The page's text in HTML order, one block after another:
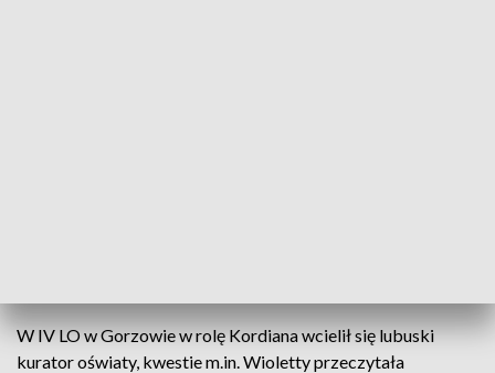
W IV LO w Gorzowie w rolę Kordiana wcielił się lubuski
kurator oświaty, kwestie m.in. Wioletty przeczytała